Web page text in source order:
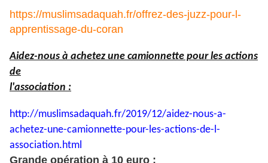
https://muslimsadaquah.fr/offrez-des-juzz-pour-l-
apprentissage-du-coran
Aidez-nous à achetez une camionnette pour les actions
de
l'association :
http://muslimsadaquah.fr/2019/12/aidez-nous-a-
achetez-une-camionnette-pour-les-actions-de-l-
association.html
Grande opération à 10 euro :